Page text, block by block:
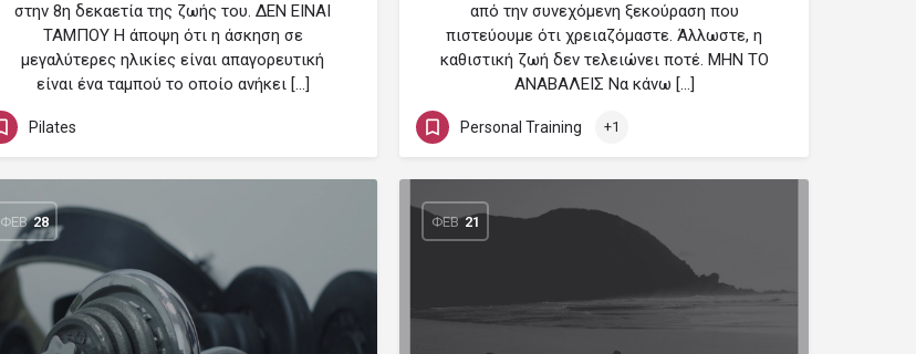
στην 8η δεκαετία της ζωής του. ΔΕΝ ΕΙΝΑΙ
ΤΑΜΠΟΥ Η άποψη ότι η άσκηση σε
μεγαλύτερες ηλικίες είναι απαγορευτική
είναι ένα ταμπού το οποίο ανήκει […]
Pilates
από την συνεχόμενη ξεκούραση που
πιστεύουμε ότι χρειαζόμαστε. Άλλωστε, η
καθιστική ζωή δεν τελειώνει ποτέ. ΜΗΝ ΤΟ
ΑΝΑΒΑΛΕΙΣ Να κάνω […]
Personal Training +1
ΦΕΒ 28 ΦΕΒ 21